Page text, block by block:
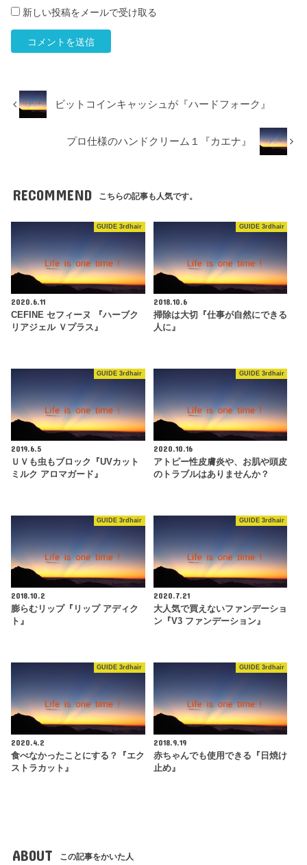
新しい投稿をメールで受け取る
ビットコインキャッシュが『ハードフォーク』
プロ仕様のハンドクリーム１『カエナ』
RECOMMEND こちらの記事も人気です。
GUIDE 3rdhair
2020.6.11
CEFINE セフィーヌ 『ハーブク
リアジェル Ｖプラス』
GUIDE 3rdhair
2018.10.6
掃除は大切『仕事が自然にできる
人に』
GUIDE 3rdhair
2019.6.5
ＵＶも虫もブロック『UVカット
ミルク アロマガード』
GUIDE 3rdhair
2020.10.16
アトピー性皮膚炎や、お肌や頭皮
のトラブルはありませんか？
GUIDE 3rdhair
2018.10.2
膨らむリップ『リップ アディク
ト』
GUIDE 3rdhair
2020.7.21
大人気で買えないファンデーショ
ン『V3 ファンデーション』
GUIDE 3rdhair
2020.4.2
食べなかったことにする？『エク
ストラカット』
GUIDE 3rdhair
2018.9.19
赤ちゃんでも使用できる『日焼け
止め』
ABOUT この記事をかいた人